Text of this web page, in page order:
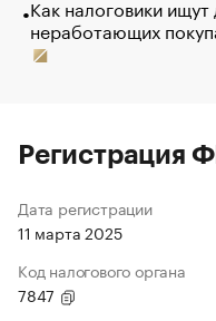
Как налоговики
неработающих
Регистрация
Дата регистрации
11 марта 2025
Код налогового органа
7847